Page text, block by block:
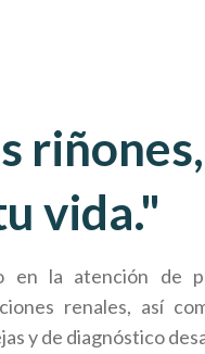
riñones,
vida."
en la atención de
renales, así
y de diagnóstico